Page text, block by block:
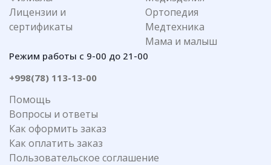
Лицензии и
сертификаты
Ортопедия
Медтехника
Мама и малыш
Режим работы с 9-00 до 21-00
+998(78) 113-13-00
Помощь
Вопросы и ответы
Как оформить заказ
Как оплатить заказ
Пользовательское соглашение